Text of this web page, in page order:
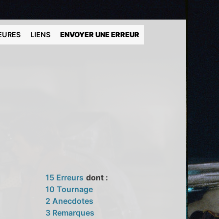
LIENS ENVOYER UNE ERREUR
15 Erreurs dont :
10 Tournage
2 Anecdotes
3 Remarques